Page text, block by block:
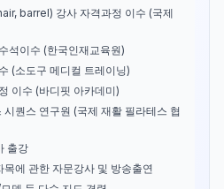
barrel) 강사 자격과정 이수 (국제
석이수 (한국인재교육원)
(소도구 메디컬 트레이닝)
이수 (바디핏 아카데미)
퀀스 연구원 (국제 재활 필라테스 협
출강
에 관한 자문강사 및 방송출연